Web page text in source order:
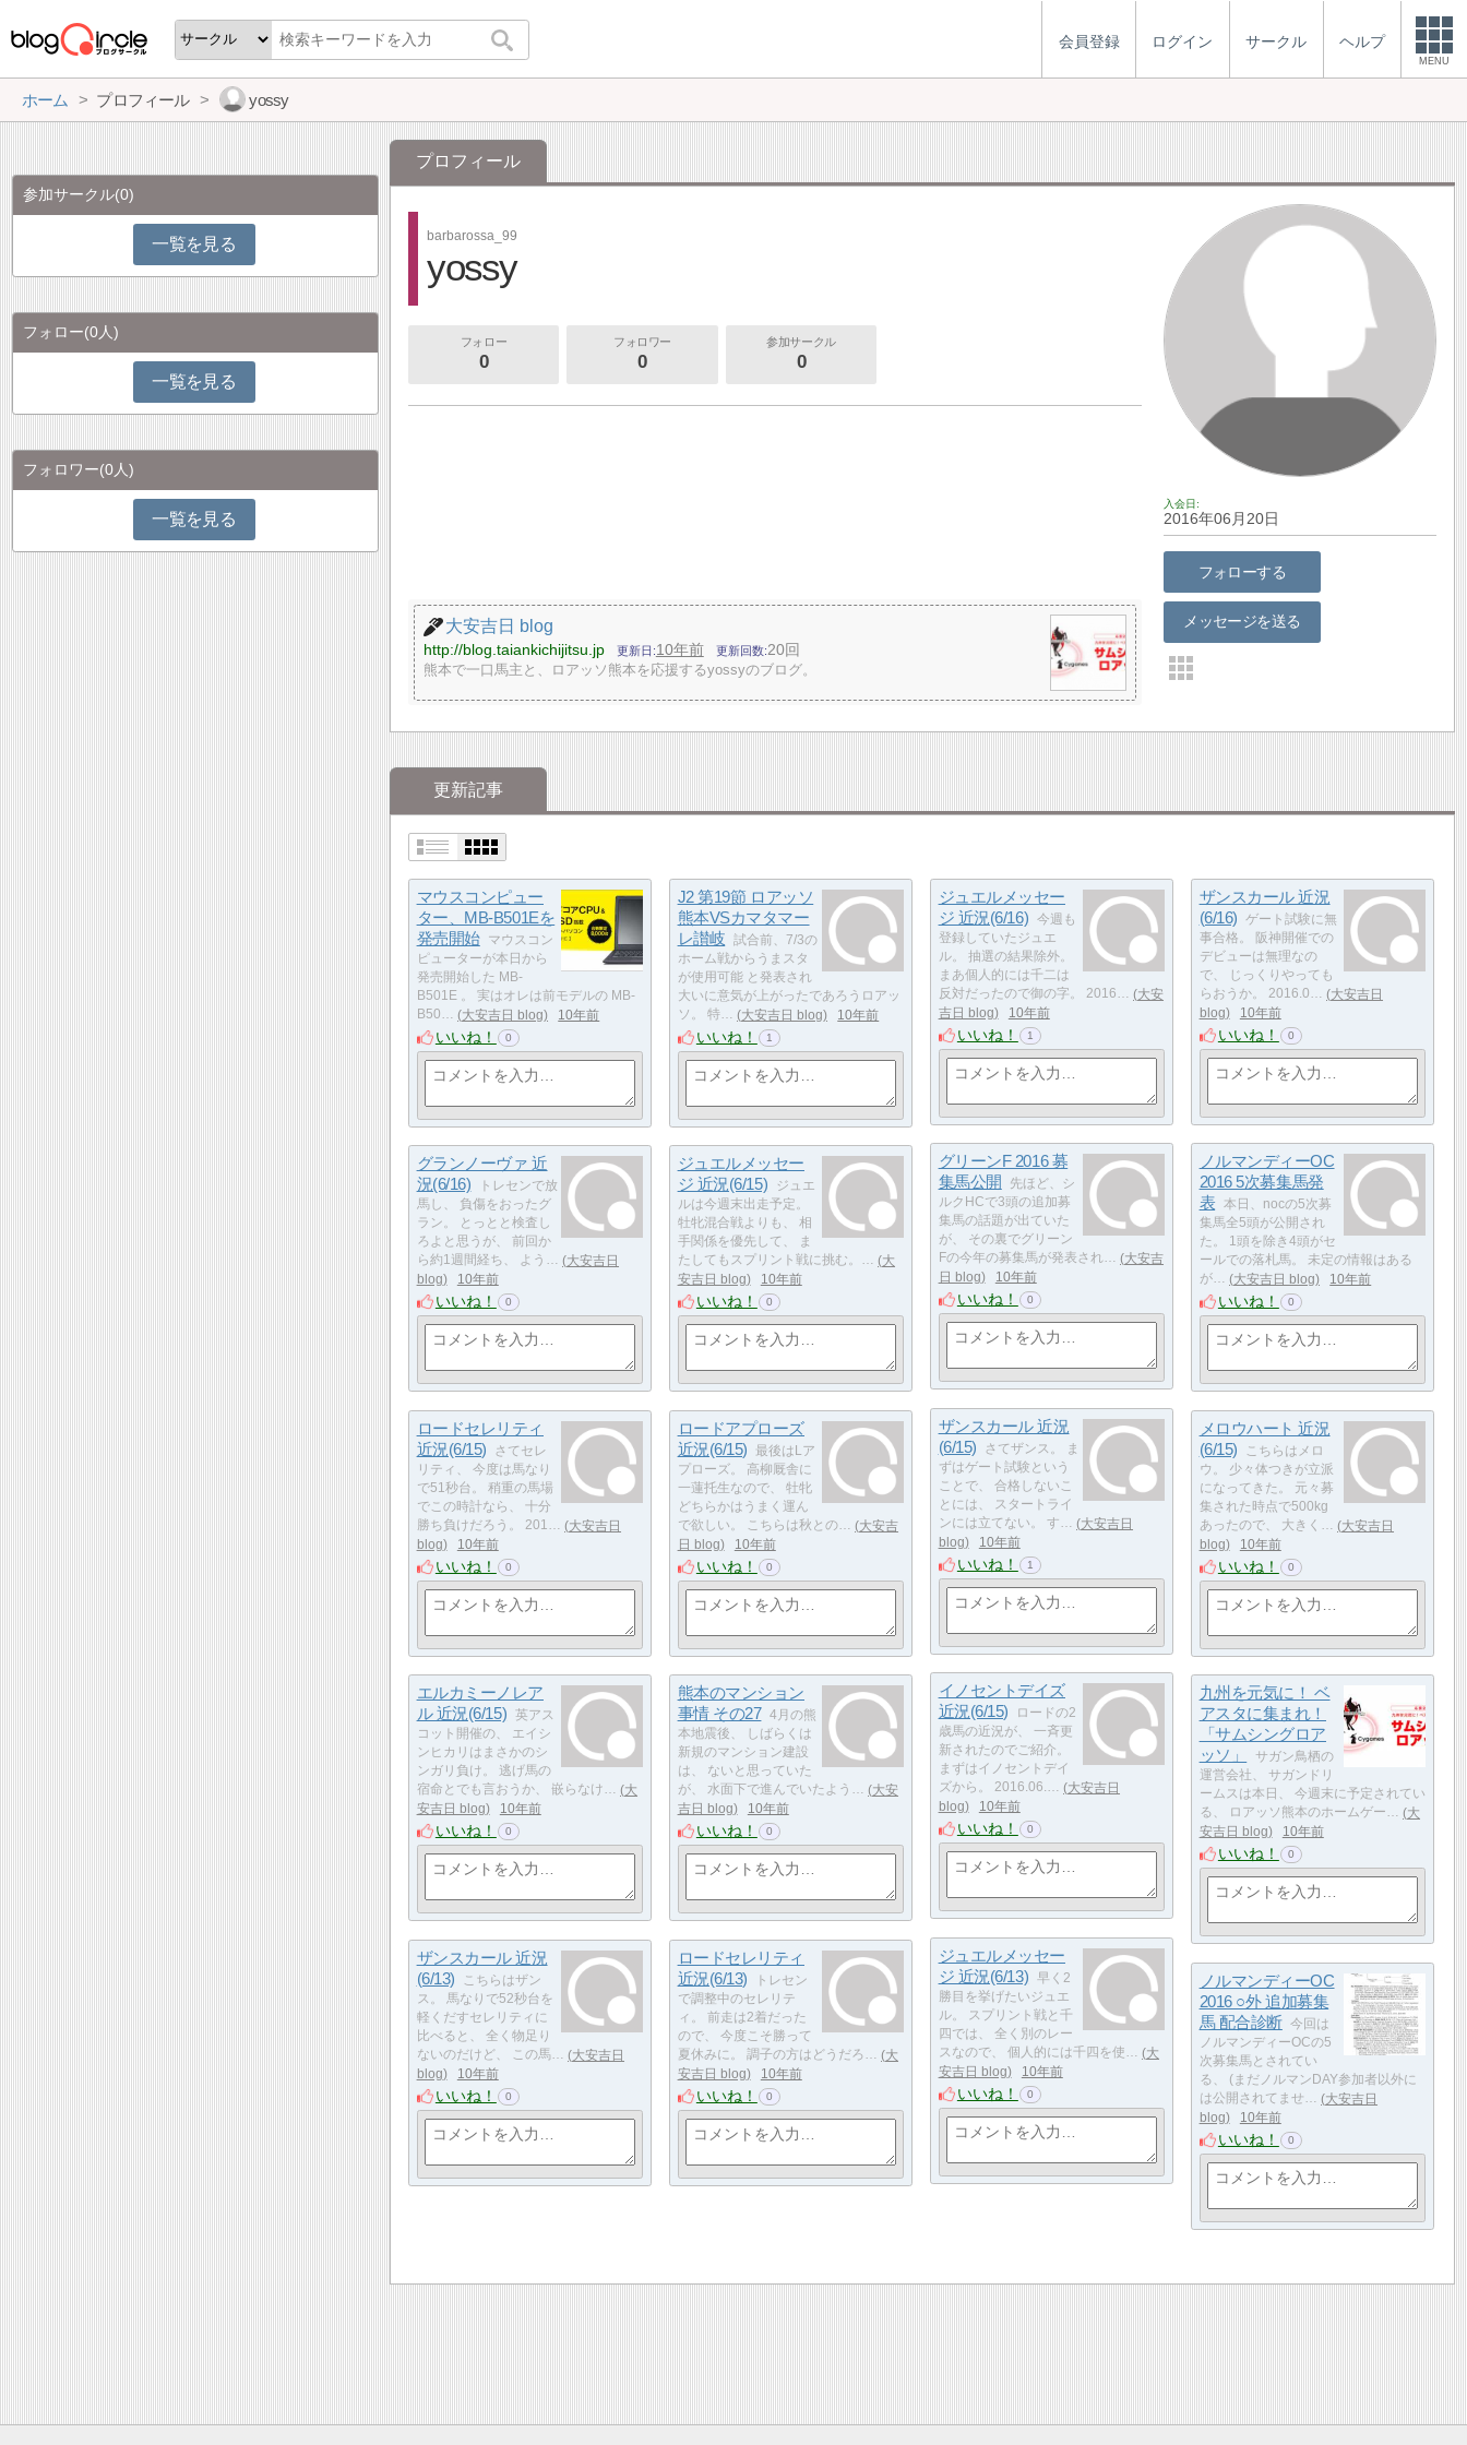
会員登録 ログイン サークル ヘルプ
MENU
ホーム プロフィール yossy
プロフィール
barbarossa_99
yossy
フォロー
0
フォロワー
0
参加サークル
0
入会日
2016年06月20日
フォローする
メッセージを送る
大安吉日 blog
http://blog.taiankichijitsu.jp 更新日 10年前 更新回数 20回
熊本で一口馬主と、ロアッソ熊本を応援するyossyのブログ。
更新記事
マウスコンピュー
ター、MB-B501Eを
発売開始
マウスコン
ピューターが本日から
発売開始した MB-
B501E 。 実はオレは前モデルの MB-
B50…
大安吉日 blog 10年前
いいね！ 0
J2 第19節 ロアッソ
熊本VSカマタマー
レ讃岐
試合前、7/3の
ホーム戦からうまスタ
が使用可能 と発表され
大いに意気が上がったであろうロアッ
ソ。 特…
大安吉日 blog 10年前
いいね！ 1
ジュエルメッセー
ジ 近況(6/16)
今週も
登録していたジュエ
ル。 抽選の結果除外。
まあ個人的には千二は
反対だったので御の字。 2016…
大安
吉日 blog
10年前
いいね！ 1
ザンスカール 近況
(6/16)
ゲート試験に無
事合格。 阪神開催での
デビューは無理なの
で、 じっくりやっても
らおうか。 2016.0…
大安吉日
blog
10年前
いいね！ 0
グリーンF 2016 募
集馬公開
先ほど、シ
ルクHCで3頭の追加募
集馬の話題が出ていた
が、 その裏でグリーン
Fの今年の募集馬が発表され…
大安吉
日 blog
10年前
いいね！ 0
ノルマンディーOC
2016 5次募集馬発
表
本日、nocの5次募
集馬全5頭が公開され
た。 1頭を除き4頭がセ
ールでの落札馬。 未定の情報はある
が…
大安吉日 blog 10年前
いいね！ 0
グランノーヴァ 近
況(6/16)
トレセンで放
馬し、 負傷をおったグ
ラン。 とっとと検査し
ろよと思うが、 前回か
ら約1週間経ち、 よう…
大安吉日
blog
10年前
いいね！ 0
ジュエルメッセー
ジ 近況(6/15)
ジュエ
ルは今週末出走予定。
牡牝混合戦よりも、 相
手関係を優先して、 ま
たしてもスプリント戦に挑む。…
大
安吉日 blog
10年前
いいね！ 0
ザンスカール 近況
(6/15)
さてザンス。 ま
ずはゲート試験という
ことで、 合格しないこ
とには、 スタートライ
ンには立てない。 す…
大安吉日
blog
10年前
いいね！ 1
ロードセレリティ
近況(6/15)
さてセレ
リティ、 今度は馬なり
で51秒台。 稍重の馬場
でこの時計なら、 十分
勝ち負けだろう。 201…
大安吉日
blog
10年前
いいね！ 0
ロードアプローズ
近況(6/15)
最後はLア
プローズ。 高柳厩舎に
一蓮托生なので、 牡牝
どちらかはうまく運ん
で欲しい。 こちらは秋との…
大安吉
日 blog
10年前
いいね！ 0
メロウハート 近況
(6/15)
こちらはメロ
ウ。 少々体つきが立派
になってきた。 元々募
集された時点で500kg
あったので、 大きく…
大安吉日
blog
10年前
いいね！ 0
イノセントデイズ
近況(6/15)
ロードの2
歳馬の近況が、 一斉更
新されたのでご紹介。
まずはイノセントデイ
ズから。 2016.06.…
大安吉日
blog
10年前
いいね！ 0
エルカミーノレア
ル 近況(6/15)
英アス
コット開催の、 エイシ
ンヒカリはまさかのシ
ンガリ負け。 逃げ馬の
宿命とでも言おうか、 嵌らなけ…
大
安吉日 blog
10年前
いいね！ 0
熊本のマンション
事情 その27
4月の熊
本地震後、 しばらくは
新規のマンション建設
は、 ないと思っていた
が、 水面下で進んでいたよう…
大安
吉日 blog
10年前
いいね！ 0
九州を元気に！ ベ
アスタに集まれ！
「サムシングロア
ッソ」
サガン鳥栖の
運営会社、 サガンドリ
ームスは本日、 今週末に予定されてい
る、 ロアッソ熊本のホームゲー…
大
安吉日 blog
10年前
いいね！ 0
ジュエルメッセー
ジ 近況(6/13)
早く2
勝目を挙げたいジュエ
ル。 スプリント戦と千
四では、 全く別のレー
スなので、 個人的には千四を使…
大
安吉日 blog
10年前
いいね！ 0
ザンスカール 近況
(6/13)
こちらはザン
ス。 馬なりで52秒台を
軽くだすセレリティに
比べると、 全く物足り
ないのだけど、 この馬…
大安吉日
blog
10年前
いいね！ 0
ロードセレリティ
近況(6/13)
トレセン
で調整中のセレリテ
ィ。 前走は2着だった
ので、 今度こそ勝って
夏休みに。 調子の方はどうだろ…
大
安吉日 blog
10年前
いいね！ 0
ノルマンディーOC
2016 ○外 追加募集
馬 配合診断
今回は
ノルマンディーOCの5
次募集馬とされてい
る、 (まだノルマンDAY参加者以外に
は公開されてませ…
大安吉日
blog
10年前
いいね！ 0
参加サークル(0)
一覧を見る
フォロー(0人)
一覧を見る
フォロワー(0人)
一覧を見る